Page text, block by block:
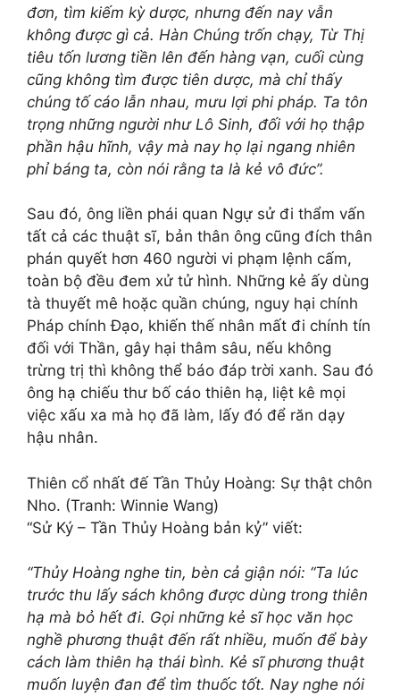
đơn, tìm kiếm kỳ dược, nhưng đến nay vẫn
không được gì cả. Hàn Chúng trốn chạy, Từ Thị
tiêu tốn lương tiền lên đến hàng vạn, cuối cùng
cũng không tìm được tiên dược, mà chỉ thấy
chúng tố cáo lẫn nhau, mưu lợi phi pháp. Ta tôn
trọng những người như Lô Sinh, đối với họ thập
phần hậu hĩnh, vậy mà nay họ lại ngang nhiên
phỉ báng ta, còn nói rằng ta là kẻ vô đức”.
Sau đó, ông liền phái quan Ngự sử đi thẩm vấn
tất cả các thuật sĩ, bản thân ông cũng đích thân
phán quyết hơn 460 người vi phạm lệnh cấm,
toàn bộ đều đem xử tử hình. Những kẻ ấy dùng
tà thuyết mê hoặc quần chúng, nguy hại chính
Pháp chính Đạo, khiến thế nhân mất đi chính tín
đối với Thần, gây hại thâm sâu, nếu không
trừng trị thì không thể báo đáp trời xanh. Sau đó
ông hạ chiếu thư bố cáo thiên hạ, liệt kê mọi
việc xấu xa mà họ đã làm, lấy đó để răn dạy
hậu nhân.
Thiên cổ nhất đế Tần Thủy Hoàng: Sự thật chôn
Nho. (Tranh: Winnie Wang)
“Sử Ký – Tần Thủy Hoàng bản kỷ” viết:
“Thủy Hoàng nghe tin, bèn cả giận nói: “Ta lúc
trước thu lấy sách không được dùng trong thiên
hạ mà bỏ hết đi. Gọi những kẻ sĩ học văn học
nghề phương thuật đến rất nhiều, muốn để bày
cách làm thiên hạ thái bình. Kẻ sĩ phương thuật
muốn luyện đan để tìm thuốc tốt. Nay nghe nói